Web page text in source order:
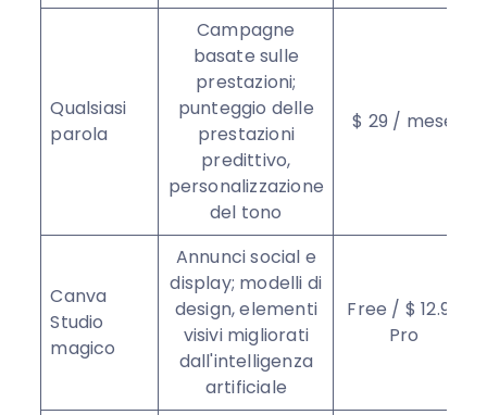
Qualsiasi
parola
Campagne
basate sulle
prestazioni;
punteggio delle
prestazioni
predittivo,
personalizzazione
del tono
$ 29 / mese
Canva
Studio
magico
Annunci social e
display; modelli di
design, elementi
visivi migliorati
dall'intelligenza
artificiale
Free / $ 12.99
Pro